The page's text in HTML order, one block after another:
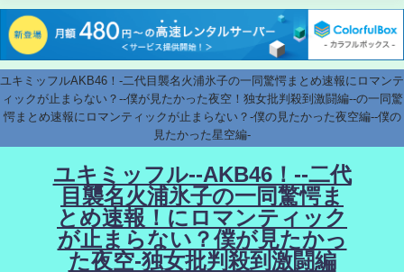
ユキミッフルAKB46！-二代目襲名火浦氷子の一同驚愕まとめ速報にロマンテ
ィックが止まらない？--僕が見たかった夜空！独女批判殺到激闘編--の一同驚
愕まとめ速報にロマンティックが止まらない？-僕の見たかった夜空編--僕の
見たかった星空編-
ユキミッフル--AKB46！--二代
目襲名火浦氷子の一同驚愕ま
とめ速報！にロマンティック
が止まらない？僕が見たかっ
た夜空-独女批判殺到激闘編